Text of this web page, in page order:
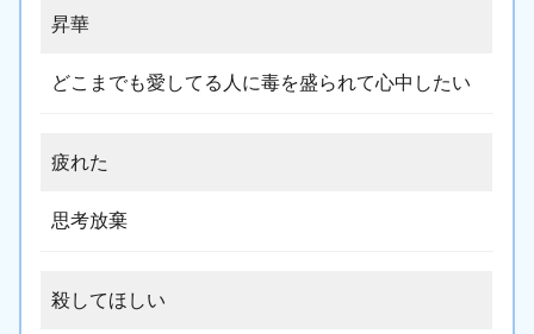
昇華
どこまでも愛してる人に毒を盛られて心中したい
疲れた
思考放棄
殺してほしい